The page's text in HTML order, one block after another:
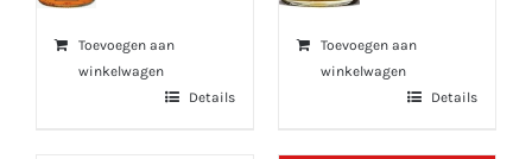
Toevoegen aan
winkelwagen
Details
Toevoegen aan
winkelwagen
Details